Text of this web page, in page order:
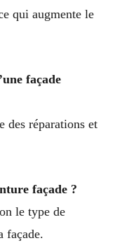
qui augmente le
façade
des réparations et
façade ?
le type de
façade.